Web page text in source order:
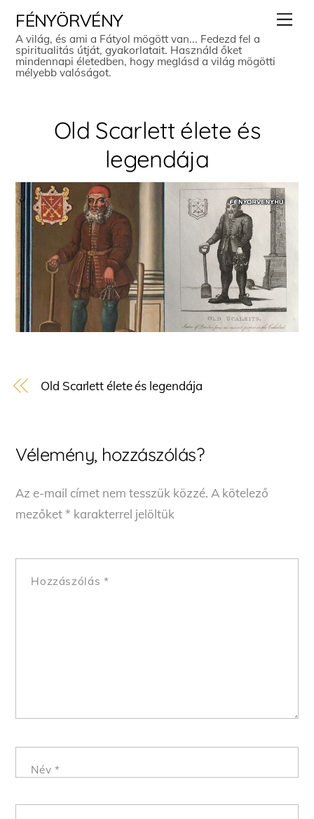
content
FÉNYÖRVÉNY
A világ, és ami a Fátyol mögött van... Fedezd fel a
spiritualitás útját, gyakorlatait. Használd őket
mindennapi életedben, hogy meglásd a világ mögötti
mélyebb valóságot.
Old Scarlett élete és
legendája
Old Scarlett élete és legendája
Vélemény, hozzászólás?
Az e-mail címet nem tesszük közzé. A kötelező
mezőket* karakterrel jelöltük
Hozzászólás *
Név *